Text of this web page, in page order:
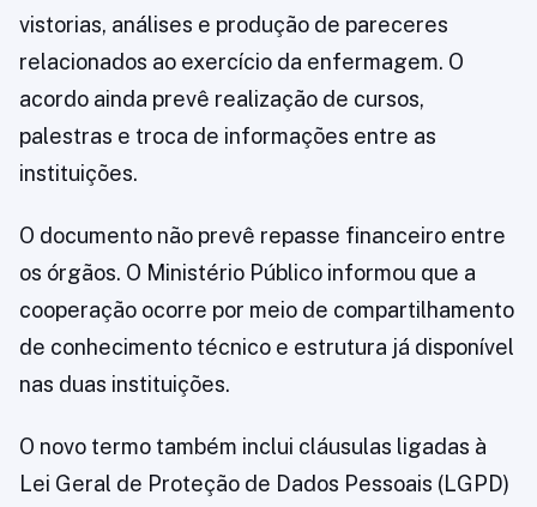
vistorias, análises e produção de pareceres
relacionados ao exercício da enfermagem. O
acordo ainda prevê realização de cursos,
palestras e troca de informações entre as
instituições.
O documento não prevê repasse financeiro entre
os órgãos. O Ministério Público informou que a
cooperação ocorre por meio de compartilhamento
de conhecimento técnico e estrutura já disponível
nas duas instituições.
O novo termo também inclui cláusulas ligadas à
Lei Geral de Proteção de Dados Pessoais (LGPD)